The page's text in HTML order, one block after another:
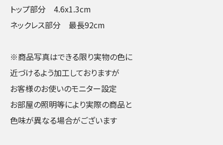
トップ部分 4.6x1.3cm
ネックレス部分 最長92cm
※商品写真はできる限り実物の色に
近づけるよう加工しておりますが
お客様のお使いのモニター設定
お部屋の照明等により実際の商品と
色味が異なる場合がございます